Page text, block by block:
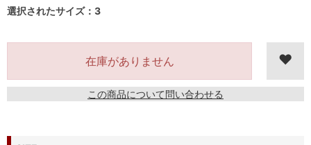
選択されたサイズ：3
在庫がありません
この商品について問い合わせる